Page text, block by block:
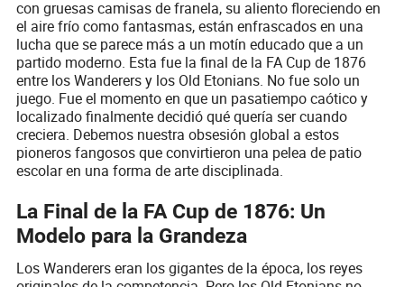
con gruesas camisas de franela, su aliento floreciendo en
el aire frío como fantasmas, están enfrascados en una
lucha que se parece más a un motín educado que a un
partido moderno. Esta fue la final de la FA Cup de 1876
entre los Wanderers y los Old Etonians. No fue solo un
juego. Fue el momento en que un pasatiempo caótico y
localizado finalmente decidió qué quería ser cuando
creciera. Debemos nuestra obsesión global a estos
pioneros fangosos que convirtieron una pelea de patio
escolar en una forma de arte disciplinada.
La Final de la FA Cup de 1876: Un
Modelo para la Grandeza
Los Wanderers eran los gigantes de la época, los reyes